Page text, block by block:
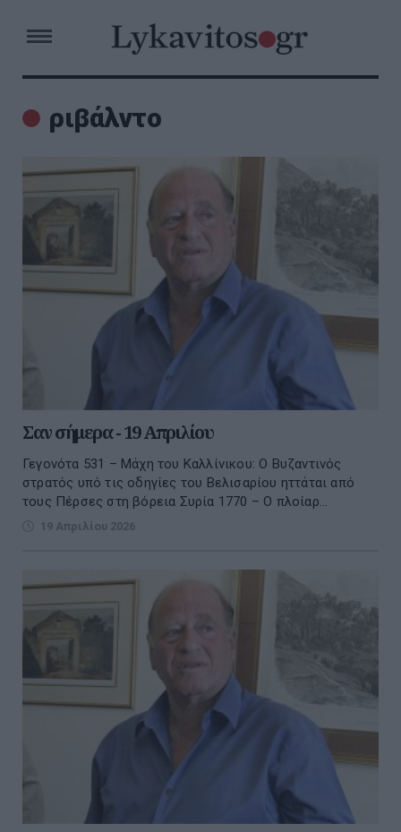
ριβάλντο
Σαν σήμερα - 19 Απριλίου
Γεγονότα 531 – Μάχη του Καλλίνικου: Ο Βυζαντινός
στρατός υπό τις οδηγίες του Βελισαρίου ηττάται από
τους Πέρσες στη βόρεια Συρία 1770 – Ο πλοίαρ...
19 Απριλίου 2026